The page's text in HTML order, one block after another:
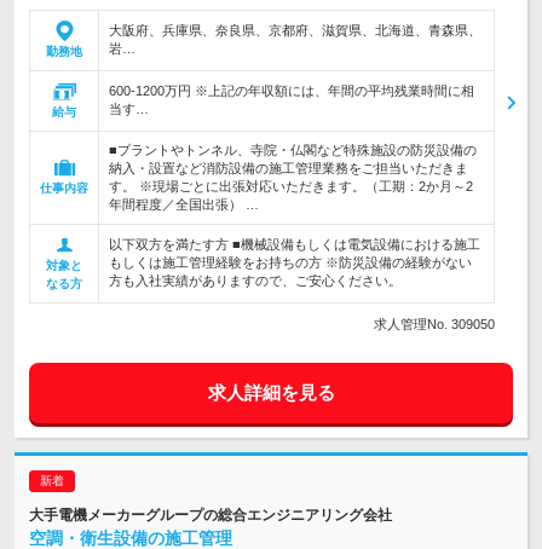
勤務地
大阪府、兵庫県、奈良県、京都府、滋賀県、北海道、青森県、
岩…
給与
600-1200万円 ※上記の年収額には、年間の平均残業時間に相
当す…
仕事内容
■プラントやトンネル、寺院・仏閣など特殊施設の防災設備の
納入・設置など消防設備の施工管理業務をご担当いただきま
す。 ※現場ごとに出張対応いただきます。（工期：2か月～2
年間程度／全国出張） …
対象と
なる方
以下双方を満たす方 ■機械設備もしくは電気設備における施工
もしくは施工管理経験をお持ちの方 ※防災設備の経験がない
方も入社実績がありますので、ご安心ください。
求人管理No. 309050
求人詳細を見る
大手電機メーカーグループの総合エンジニアリング会社
空調・衛生設備の施工管理